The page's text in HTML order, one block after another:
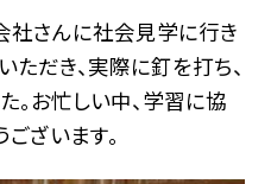
社さんに社会見学に行き
ただき、実際に釘を打ち、
。お忙しい中、学習に協
ざいます。